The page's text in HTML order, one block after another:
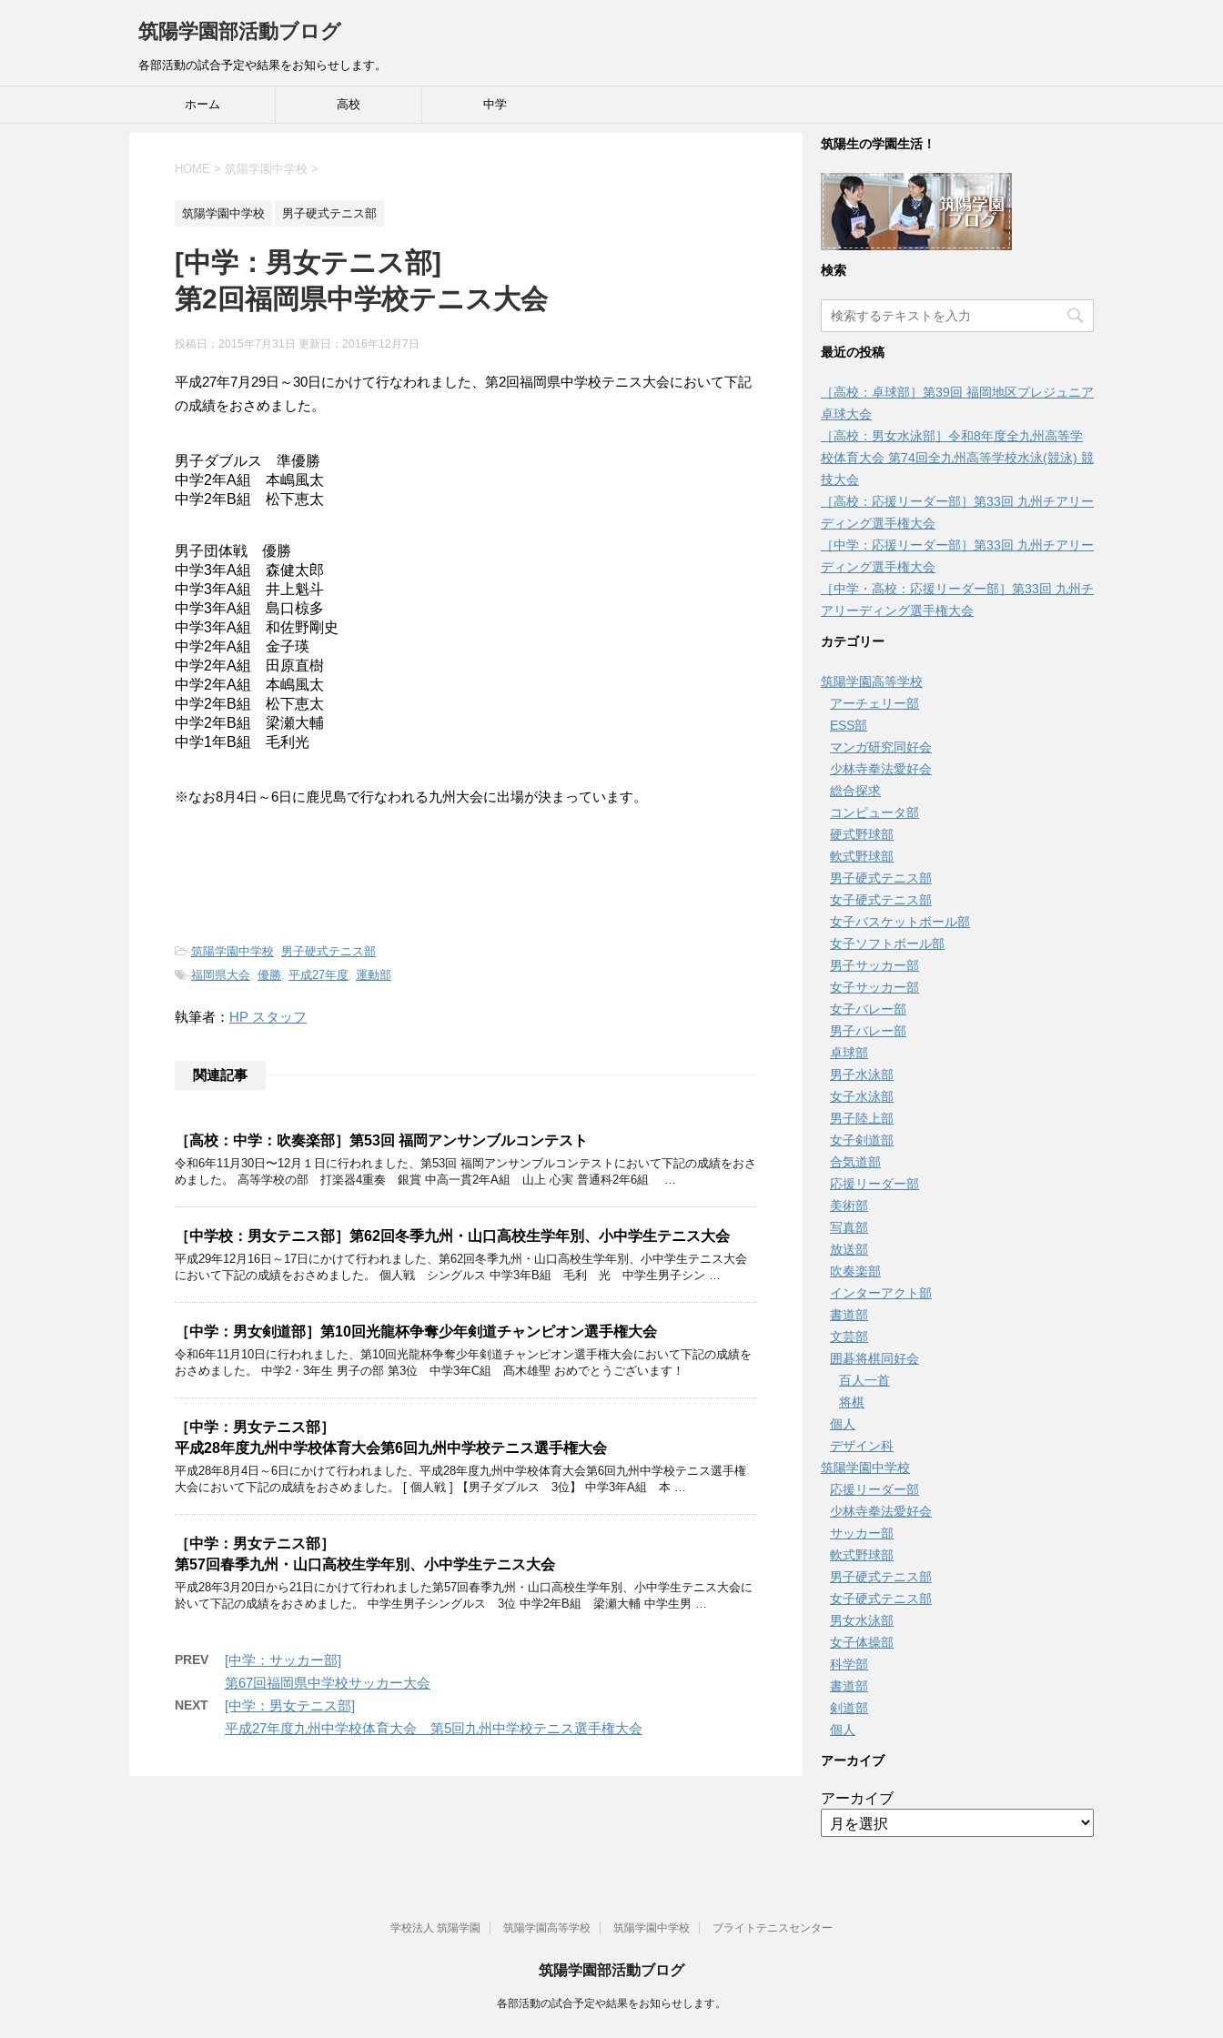
筑陽学園部活動ブログ
各部活動の試合予定や結果をお知らせします。
ホーム 高校 中学
HOME > 筑陽学園中学校 >
筑陽学園中学校 男子硬式テニス部
[中学：男女テニス部]
第2回福岡県中学校テニス大会
投稿日：2015年7月31日 更新日： 2016年12月7日
平成27年7月29日～30日にかけて行なわれました、第2回福岡県中学校テニス大会において下記
の成績をおさめました。
男子ダブルス 準優勝
中学2年A組 本嶋風太
中学2年B組 松下恵太
男子団体戦 優勝
中学3年A組 森健太郎
中学3年A組 井上魁斗
中学3年A組 島口椋多
中学3年A組 和佐野剛史
中学2年A組 金子瑛
中学2年A組 田原直樹
中学2年A組 本嶋風太
中学2年B組 松下恵太
中学2年B組 梁瀬大輔
中学1年B組 毛利光
※なお8月4日～6日に鹿児島で行なわれる九州大会に出場が決まっています。
-筑陽学園中学校, 男子硬式テニス部
-福岡県大会, 優勝, 平成27年度, 運動部
執筆者： HP スタッフ
関連記事
［高校：中学：吹奏楽部］第53回 福岡アンサンブルコンテスト
令和6年11月30日〜12月１日に行われました、第53回 福岡アンサンブルコンテストにおいて下記の成績をおさ
めました。 高等学校の部 打楽器4重奏 銀賞 中高一貫2年A組 山上 心実 普通科2年6組 …
［中学校：男女テニス部］第62回冬季九州・山口高校生学年別、小中学生テニス大会
平成29年12月16日～17日にかけて行われました、第62回冬季九州・山口高校生学年別、小中学生テニス大会
において下記の成績をおさめました。 個人戦 シングルス 中学3年B組 毛利 光 中学生男子シン …
［中学：男女剣道部］第10回光龍杯争奪少年剣道チャンピオン選手権大会
令和6年11月10日に行われました、第10回光龍杯争奪少年剣道チャンピオン選手権大会において下記の成績を
おさめました。 中学2・3年生 男子の部 第3位 中学3年C組 髙木雄聖 おめでとうございます！
［中学：男女テニス部］
平成28年度九州中学校体育大会第6回九州中学校テニス選手権大会
平成28年8月4日～6日にかけて行われました、平成28年度九州中学校体育大会第6回九州中学校テニス選手権
大会において下記の成績をおさめました。 [ 個人戦 ] 【男子ダブルス 3位】 中学3年A組 本 …
［中学：男女テニス部］
第57回春季九州・山口高校生学年別、小中学生テニス大会
平成28年3月20日から21日にかけて行われました第57回春季九州・山口高校生学年別、小中学生テニス大会に
於いて下記の成績をおさめました。 中学生男子シングルス 3位 中学2年B組 梁瀬大輔 中学生男 …
PREV
[中学：サッカー部]
第67回福岡県中学校サッカー大会
NEXT
[中学：男女テニス部]
平成27年度九州中学校体育大会 第5回九州中学校テニス選手権大会
筑陽生の学園生活！
検索
最近の投稿
［高校：卓球部］第39回 福岡地区プレジュニア
卓球大会
［高校：男女水泳部］令和8年度全九州高等学
校体育大会 第74回全九州高等学校水泳(競泳) 競
技大会
［高校：応援リーダー部］第33回 九州チアリー
ディング選手権大会
［中学：応援リーダー部］第33回 九州チアリー
ディング選手権大会
［中学・高校：応援リーダー部］第33回 九州チ
アリーディング選手権大会
カテゴリー
筑陽学園高等学校
アーチェリー部
ESS部
マンガ研究同好会
少林寺拳法愛好会
総合探求
コンピュータ部
硬式野球部
軟式野球部
男子硬式テニス部
女子硬式テニス部
女子バスケットボール部
女子ソフトボール部
男子サッカー部
女子サッカー部
女子バレー部
男子バレー部
卓球部
男子水泳部
女子水泳部
男子陸上部
女子剣道部
合気道部
応援リーダー部
美術部
写真部
放送部
吹奏楽部
インターアクト部
書道部
文芸部
囲碁将棋同好会
百人一首
将棋
個人
デザイン科
筑陽学園中学校
応援リーダー部
少林寺拳法愛好会
サッカー部
軟式野球部
男子硬式テニス部
女子硬式テニス部
男女水泳部
女子体操部
科学部
書道部
剣道部
個人
アーカイブ
アーカイブ
学校法人 筑陽学園 筑陽学園高等学校 筑陽学園中学校 ブライトテニスセンター
筑陽学園部活動ブログ
各部活動の試合予定や結果をお知らせします。